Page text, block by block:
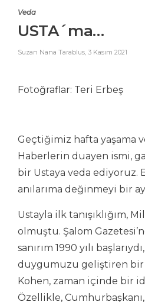
Veda
USTA´ma…
Suzan Nana Tarablus 3 Kasım 2021
Fotoğraflar: Teri Erbeş
Geçtiğimiz hafta yaşama
Haberlerin duayen ismi,
bir Ustaya veda ediyoruz.
anılarıma değinmeyi bir
Ustayla ilk tanışıklığım,
olmuştu. Şalom
sanırım 1990 yılı
duygumuzu geliştiren bir
Kohen, zaman içinde bir
Özellikle,